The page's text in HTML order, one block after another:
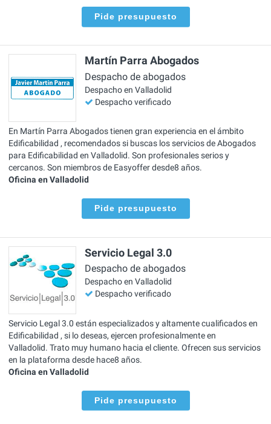
Pide presupuesto
Martín Parra Abogados
Despacho de abogados
Despacho en Valladolid
Despacho verificado
En Martín Parra Abogados tienen gran experiencia en el ámbito
Edificabilidad , recomendados si buscas los servicios de Abogados
para Edificabilidad en Valladolid. Son profesionales serios y
cercanos. Son miembros de Easyoffer desde8 años.
Oficina en Valladolid
Pide presupuesto
Servicio Legal 3.0
Despacho de abogados
Despacho en Valladolid
Despacho verificado
Servicio Legal 3.0 están especializados y altamente cualificados en
Edificabilidad , si lo deseas, ejercen profesionalmente en
Valladolid. Trato muy humano hacia el cliente. Ofrecen sus servicios
en la plataforma desde hace8 años.
Oficina en Valladolid
Pide presupuesto